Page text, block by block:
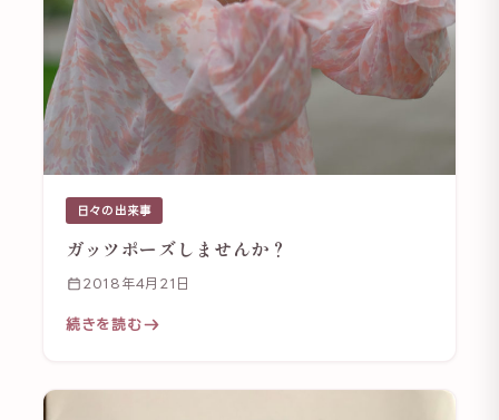
日々の出来事
ガッツポーズしませんか？
2018年4月21日
続きを読む